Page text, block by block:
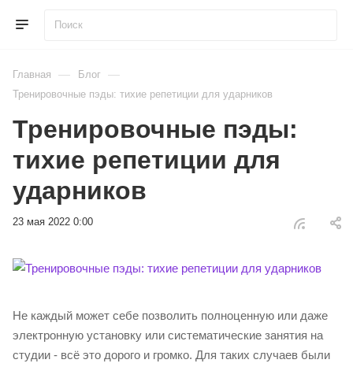
Главная — Блог —
Тренировочные пэды: тихие репетиции для ударников
Тренировочные пэды:
тихие репетиции для
ударников
23 мая 2022 0:00
Не каждый может себе позволить полноценную или даже
электронную установку или систематические занятия на
студии - всё это дорого и громко. Для таких случаев были